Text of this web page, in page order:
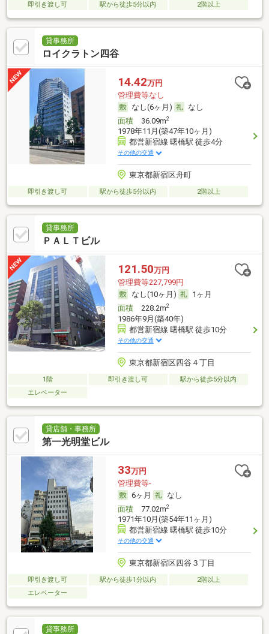
即引き渡し可 駅から徒歩5分以内 2階以上
貸事務所
ロイクラトン四谷
14.42万円
管理費等なし
なし(6ヶ月)
なし
面積36.09m2
1978年11月(築47年10ヶ月)
都営新宿線 曙橋駅 徒歩4分
その他の交通
東京都新宿区舟町
即引き渡し可 駅から徒歩5分以内 2階以上
貸事務所
ＰＡＬＴビル
121.50万円
管理費等227,799円
なし(10ヶ月)
1ヶ月
面積228.2m2
1986年9月(築40年)
都営新宿線 曙橋駅 徒歩10分
その他の交通
東京都新宿区四谷４丁目
1階 即引き渡し可
駅から徒歩5分以内
エレベーター
貸店舗・事務所
第一光明堂ビル
33万円
管理費等-
6ヶ月
なし
面積77.02m2
1971年10月(築54年11ヶ月)
都営新宿線 曙橋駅 徒歩10分
その他の交通
東京都新宿区四谷３丁目
即引き渡し可 駅から徒歩1分以内
2階以上
エレベーター
貸事務所